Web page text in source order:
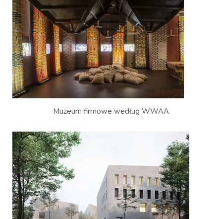
Muzeum firmowe według WWAA